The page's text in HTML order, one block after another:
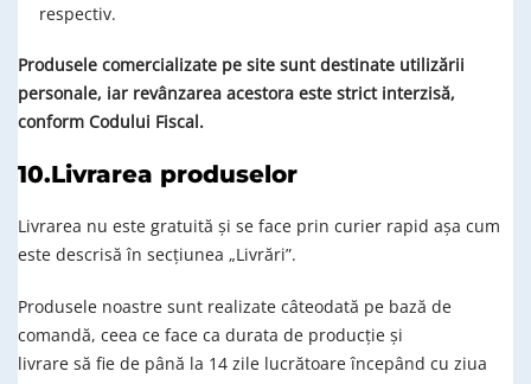
respectiv.
Produsele comercializate pe site sunt destinate utilizării
personale, iar revânzarea acestora este strict interzisă,
conform Codului Fiscal.
10.Livrarea produselor
Livrarea nu este gratuită și se face prin curier rapid așa cum
este descrisă în secțiunea „Livrări”.
Produsele noastre sunt realizate câteodată pe bază de
comandă, ceea ce face ca durata de producție și
livrare să fie de până la 14 zile lucrătoare începând cu ziua